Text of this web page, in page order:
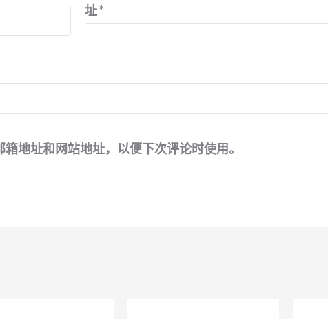
址*
地址和网站地址，以便下次评论时使用。